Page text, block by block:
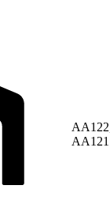
AA121